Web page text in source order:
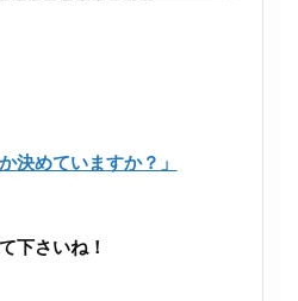
決めていますか？」
下さいね！